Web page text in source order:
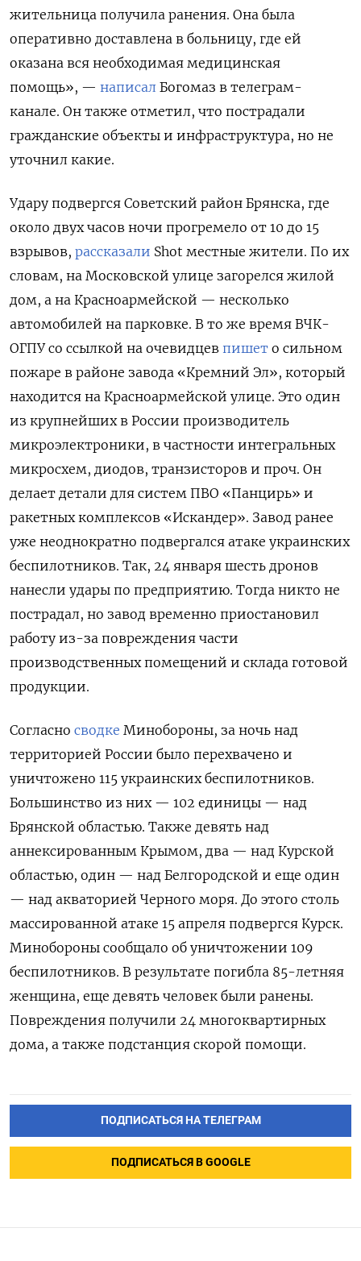
жительница получила ранения. Она была
оперативно доставлена в больницу, где ей
оказана вся необходимая медицинская
помощь», — написал Богомаз в телеграм-
канале. Он также отметил, что пострадали
гражданские объекты и инфраструктура, но не
уточнил какие.
Удару подвергся Советский район Брянска, где
около двух часов ночи прогремело от 10 до 15
взрывов, рассказали Shot местные жители. По их
словам, на Московской улице загорелся жилой
дом, а на Красноармейской — несколько
автомобилей на парковке. В то же время ВЧК-
ОГПУ со ссылкой на очевидцев пишет о сильном
пожаре в районе завода «Кремний Эл», который
находится на Красноармейской улице. Это один
из крупнейших в России производитель
микроэлектроники, в частности интегральных
микросхем, диодов, транзисторов и проч. Он
делает детали для систем ПВО «Панцирь» и
ракетных комплексов «Искандер». Завод ранее
уже неоднократно подвергался атаке украинских
беспилотников. Так, 24 января шесть дронов
нанесли удары по предприятию. Тогда никто не
пострадал, но завод временно приостановил
работу из-за повреждения части
производственных помещений и склада готовой
продукции.
Согласно сводке Минобороны, за ночь над
территорией России было перехвачено и
уничтожено 115 украинских беспилотников.
Большинство из них — 102 единицы — над
Брянской областью. Также девять над
аннексированным Крымом, два — над Курской
областью, один — над Белгородской и еще один
— над акваторией Черного моря. До этого столь
массированной атаке 15 апреля подвергся Курск.
Минобороны сообщало об уничтожении 109
беспилотников. В результате погибла 85-летняя
женщина, еще девять человек были ранены.
Повреждения получили 24 многоквартирных
дома, а также подстанция скорой помощи.
ПОДПИСАТЬСЯ НА ТЕЛЕГРАМ
ПОДПИСАТЬСЯ В GOOGLE